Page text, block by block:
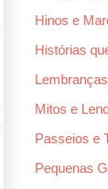
Hinos e
Histórias
Lembranças
Mitos e
Passeios e
Pequenas